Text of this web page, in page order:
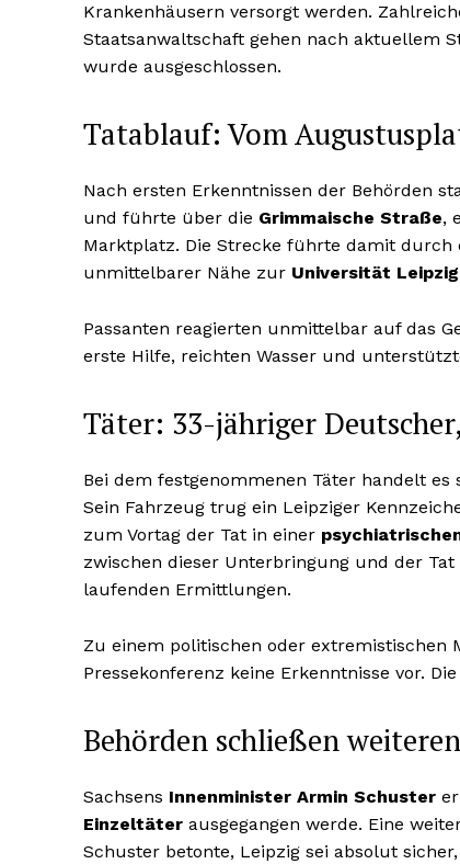
Krankenhäusern versorgt werden.
Staatsanwaltschaft gehen nach aktuellem
wurde ausgeschlossen.
Tatablauf: Vom
Nach ersten Erkenntnissen der Behörden
und führte über die Grimmaische Straße,
Marktplatz. Die Strecke führte damit
unmittelbarer Nähe zur Universität Leipzig
Passanten reagierten unmittelbar auf das
erste Hilfe, reichten Wasser und
Täter: 33-jähriger
Bei dem festgenommenen Täter handelt es
Sein Fahrzeug trug ein Leipziger
zum Vortag der Tat in einer
zwischen dieser Unterbringung und der
laufenden Ermittlungen.
Zu einem politischen oder extremistischen
Pressekonferenz keine Erkenntnisse vor.
Behörden schließen
Sachsens Innenminister Armin Schuster
Einzeltäter ausgegangen werde. Eine
Schuster betonte, Leipzig sei absolut